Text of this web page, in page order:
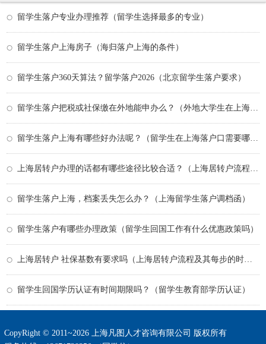
留学生落户专业办理推荐（留学生选择最多的专业）
留学生落户上海房子（海归落户上海的条件）
留学生落户360天算法？留学落户2026（北京留学生落户要求）
留学生落户上海，档案丢失怎么办？（上海留学生落户调档函）
留学生落户有哪些办理政策（留学生回国工作有什么优惠政策吗）
留学生回国学历认证有时间期限吗？（留学生教育部学历认证）
CopyRight © 2011~2026 上海凡图人才咨询有限公司 版权所有